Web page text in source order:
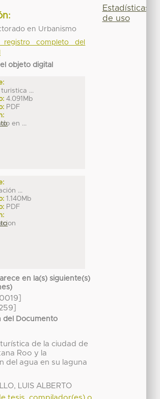
en Urbanismo
registro completo del
objeto digital
...
4.091Mb
PDF
en ...
...
1.140Mb
PDF
en la(s) siguiente(s)
del Documento
de la ciudad de
Roo y la
del agua en su laguna
LUIS ALBERTO
Estadísticas
de uso